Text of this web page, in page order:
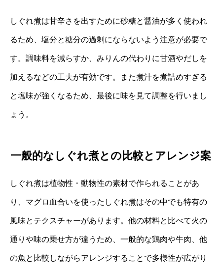
しぐれ煮は甘辛さを出すために砂糖と醤油が多く使われ
るため、塩分と糖分の過剰にならないよう注意が必要で
す。調味料を減らすか、みりんの代わりに甘酒やだしを
加えるなどの工夫が有効です。また煮汁を煮詰めすぎる
と塩味が強くなるため、最後に味を見て調整を行いまし
ょう。
一般的なしぐれ煮との比較とアレンジ案
しぐれ煮は植物性・動物性の素材で作られることがあ
り、マグロ血合いを使ったしぐれ煮はその中でも特有の
風味とテクスチャーがあります。他の材料と比べて火の
通りや味の乗せ方が違うため、一般的な鶏肉や牛肉、他
の魚と比較しながらアレンジすることで多様性が広がり